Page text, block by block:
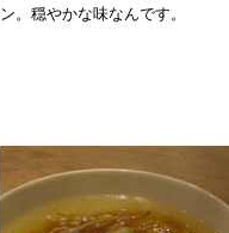
ン。穏やかな味なんです。